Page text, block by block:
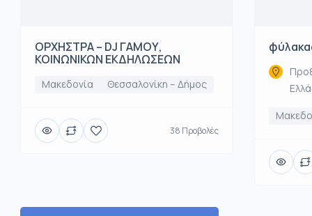
ΟΡΧΗΣΤΡΑ – DJ ΓΑΜΟΥ,
ΚΟΙΝΩΝΙΚΩΝ ΕΚΔΗΛΩΣΕΩΝ
Μακεδονία Θεσσαλονίκη – Δήμος
38 Προβολές